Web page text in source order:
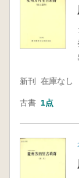
新刊 在庫なし
古書 1点